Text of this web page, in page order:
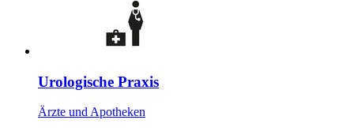
Urologische Praxis
Ärzte und Apotheken